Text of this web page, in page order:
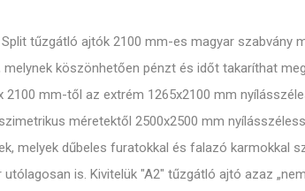
Split tűzgátló ajtók 2100 mm-es magyar szabvány
melynek köszönhetően pénzt és időt takaríthat
2100 mm-től az extrém 1265x2100 mm
méretektől 2500x2500 mm
melyek dűbeles furatokkal és falazó karmokkal
is. Kivitelük "A2" tűzgátló ajtó azaz